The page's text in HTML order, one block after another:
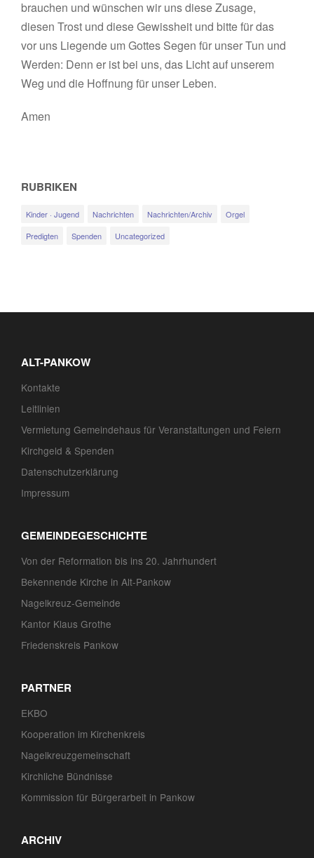
brauchen und wünschen wir uns diese Zusage,
diesen Trost und diese Gewissheit und bitte für das
vor uns Liegende um Gottes Segen für unser Tun und
Werden: Denn er ist bei uns, das Licht auf unserem
Weg und die Hoffnung für unser Leben.
Amen
RUBRIKEN
Kinder · Jugend Nachrichten Nachrichten/Archiv
Orgel
Predigten
Spenden Uncategorized
ALT-PANKOW
Kontakte
Leitlinien
Vermietung Gemeindehaus für Veranstaltungen und Feiern
Kirchgeld & Spenden
Datenschutzerklärung
Impressum
GEMEINDEGESCHICHTE
Von der Reformation bis ins 20. Jahrhundert
Bekennende Kirche in Alt-Pankow
Nagelkreuz-Gemeinde
Kantor Klaus Grothe
Friedenskreis Pankow
PARTNER
EKBO
Kooperation im Kirchenkreis
Nagelkreuzgemeinschaft
Kirchliche Bündnisse
Kommission für Bürgerarbeit in Pankow
ARCHIV